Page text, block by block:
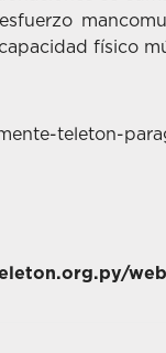
físico